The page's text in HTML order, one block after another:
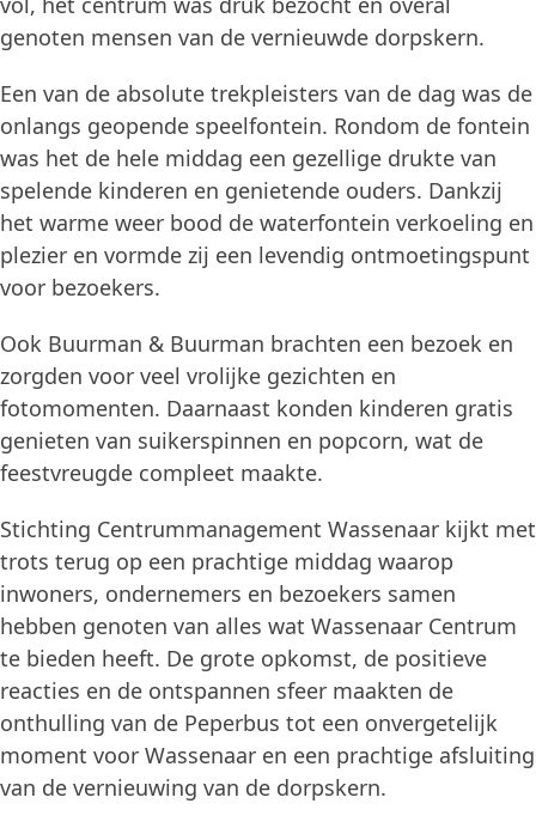
genoten mensen van de vernieuwde dorpskern.
Een van de absolute trekpleisters van de dag was de
onlangs geopende speelfontein. Rondom de fontein
was het de hele middag een gezellige drukte van
spelende kinderen en genietende ouders. Dankzij
het warme weer bood de waterfontein verkoeling en
plezier en vormde zij een levendig ontmoetingspunt
voor bezoekers.
Ook Buurman & Buurman brachten een bezoek en
zorgden voor veel vrolijke gezichten en
fotomomenten. Daarnaast konden kinderen gratis
genieten van suikerspinnen en popcorn, wat de
feestvreugde compleet maakte.
Stichting Centrummanagement Wassenaar kijkt met
trots terug op een prachtige middag waarop
inwoners, ondernemers en bezoekers samen
hebben genoten van alles wat Wassenaar Centrum
te bieden heeft. De grote opkomst, de positieve
reacties en de ontspannen sfeer maakten de
onthulling van de Peperbus tot een onvergetelijk
moment voor Wassenaar en een prachtige afsluiting
van de vernieuwing van de dorpskern.